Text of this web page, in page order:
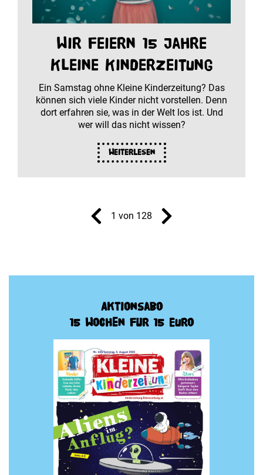
Wir feiern 15 Jahre
Kleine Kinderzeitung
Ein Samstag ohne Kleine Kinderzeitung? Das
können sich viele Kinder nicht vorstellen. Denn
dort erfahren sie, was in der Welt los ist. Und
wer will das nicht wissen?
Weiterlesen
1 von 128
Aktionsabo
15 Wochen für 15 Euro